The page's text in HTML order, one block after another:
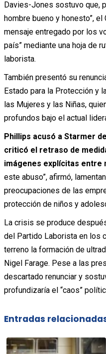
Davies-Jones sostuvo que,
hombre bueno y honesto”,
mensaje entregado por los
país” mediante una hoja de
laborista.
También presentó su
Estado para la Protección y
las Mujeres y las Niñas,
profundos bajo el actual
Phillips acusó a Starmer
criticó el retraso de
imágenes explícitas entre
este abuso”, afirmó,
preocupaciones de las
protección de niños y
La crisis se produce
del Partido Laborista en los
terreno la formación de
Nigel Farage. Pese a las
descartado renunciar y
profundizaría el “caos”
Entradas